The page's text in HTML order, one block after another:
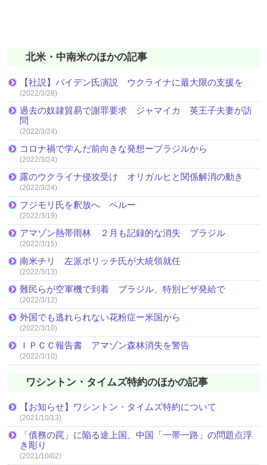
北米・中南米のほかの記事
【社説】バイデン氏演説 ウクライナに最大限の支援を
(2022/3/28)
過去の奴隷貿易で謝罪要求 ジャマイカ 英王子夫妻が訪
問
(2022/3/24)
コロナ禍で学んだ前向きな発想ーブラジルから
(2022/3/24)
露のウクライナ侵攻受け オリガルヒと関係解消の動き
(2022/3/24)
フジモリ氏を釈放へ ペルー
(2022/3/19)
アマゾン熱帯雨林 ２月も記録的な消失 ブラジル
(2022/3/15)
南米チリ 左派ボリッチ氏が大統領就任
(2022/3/13)
難民らが空軍機で到着 ブラジル、特別ビザ発給で
(2022/3/12)
外国でも逃れられない花粉症ー米国から
(2022/3/10)
ＩＰＣＣ報告書 アマゾン森林消失を警告
(2022/3/10)
ワシントン・タイムズ特約のほかの記事
【お知らせ】ワシントン・タイムズ特約について
(2021/10/13)
「債務の罠」に陥る途上国、中国「一帯一路」の問題点浮
き彫り
(2021/10/02)